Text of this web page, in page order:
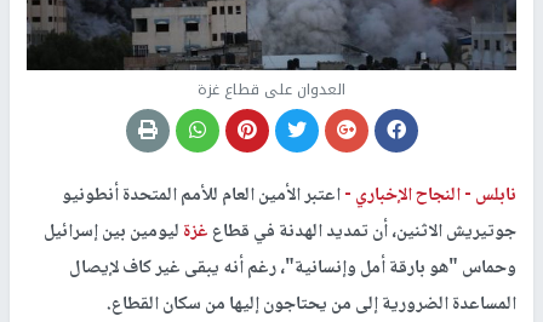
العدوان على قطاع غزة
نابلس -النجاح الإخباري -اعتبر الأمين العام للأمم المتحدة أنطونيو
جوتيريش الاثنين، أن تمديد الهدنة في قطاعغزةليومين بين إسرائيل
وحماس "هو بارقة أمل وإنسانية"، رغم أنه يبقى غير كاف لإيصال
المساعدة الضرورية إلى من يحتاجون إليها من سكان القطاع.